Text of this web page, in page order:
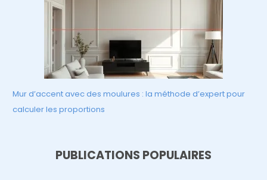
Mur d’accent avec des moulures : la méthode d’expert pour
calculer les proportions
PUBLICATIONS POPULAIRES